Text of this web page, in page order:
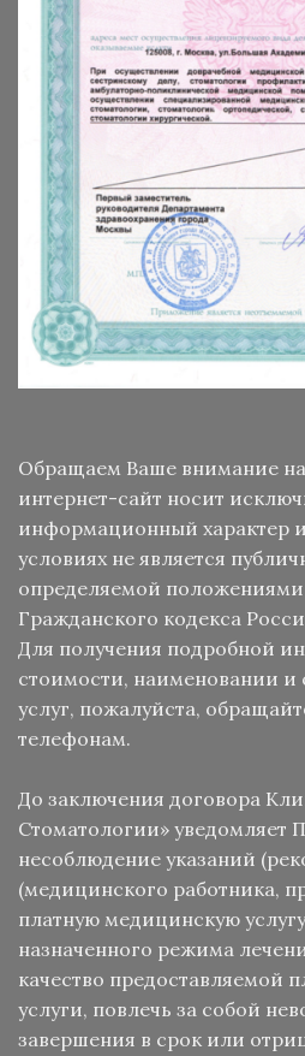
Обращаем Ваше внимание
интернет-сайт носит
информационный характер
условиях не является
определяемой положениями
Гражданского кодекса
Для получения подробной
стоимости, наименовании и
услуг, пожалуйста,
телефонам.
До заключения договора
Стоматологии» уведомляет
несоблюдение указаний
(медицинского работника,
платную медицинскую
назначенного режима
качество предоставляемой
услуги, повлечь за собой
завершения в срок или